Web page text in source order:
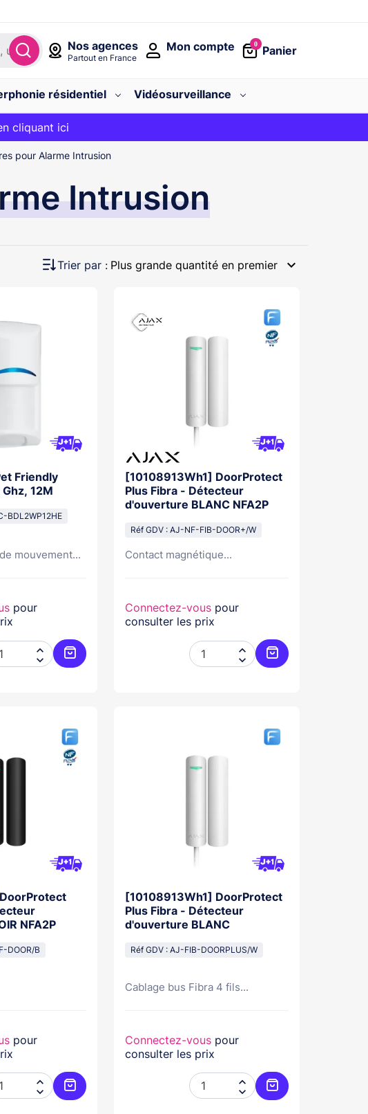
Nos agences
Partout en France
0
Panier
Mon compte
résidentiel
Vidéosurveillance
gratuite avec le code
cliquant ici
pour Alarme Intrusion
Intrusion
Trier par : Plus grande quantité en premier expand_more
Friendly
12M
BDL2WP12HE
mouvement...
pour


Ajouter au panier
[10108913Wh1] DoorProtect
Plus Fibra - Détecteur
d'ouverture BLANC NFA2P
Réf GDV : AJ-NF-FIB-DOOR+/W
Contact magnétique...
Connectez-vous pour
consulter les prix


Ajouter au panier
NFA2P
DOOR/B
pour


Ajouter au panier
[10108913Wh1] DoorProtect
Plus Fibra - Détecteur
d'ouverture BLANC
Réf GDV : AJ-FIB-DOORPLUS/W
Cablage bus Fibra 4 fils...
Connectez-vous pour
consulter les prix


Ajouter au panier